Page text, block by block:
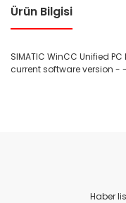
Ürün Bilgisi
SIMATIC WinCC Unified
current software version -
Ürün resmi kalitesiz,
Ürün açıklamasında
Haber